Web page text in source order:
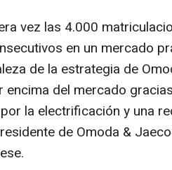
vez las 4.000
en un mercado
de la estrategia de
encima del mercado
la electrificación y una
de Omoda &